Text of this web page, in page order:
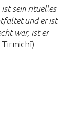
sein rituelles
und er ist
war, ist er